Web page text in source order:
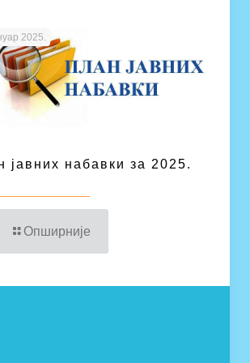
2025.
јавних набавки за 2025.
Опширније